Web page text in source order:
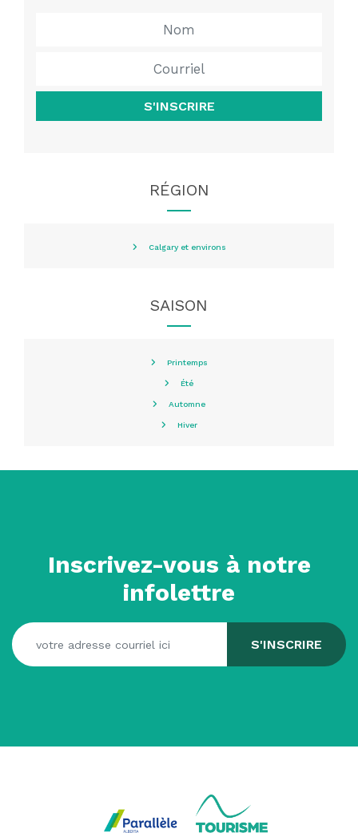
S'INSCRIRE
RÉGION
Calgary et environs
SAISON
Printemps
Été
Automne
Hiver
Inscrivez-vous à notre
infolettre